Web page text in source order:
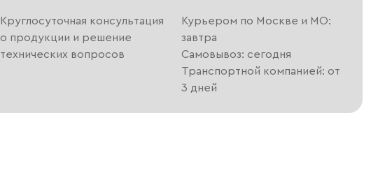
Круглосуточная консультация
о продукции и решение
технических вопросов
Курьером по Москве и МО:
завтра
Самовывоз: сегодня
Транспортной компанией: от
3 дней